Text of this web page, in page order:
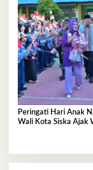
Peringati Hari Anak
Wali Kota Siska Ajak